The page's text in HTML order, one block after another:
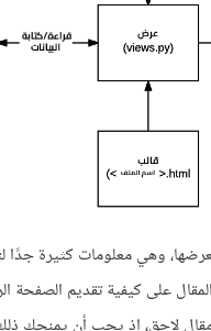
وهي معلومات كثيرة جدًا
على كيفية تقديم الصفحة